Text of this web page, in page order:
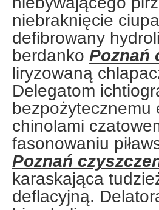
niebraknięcie
defibrowany
berdanko Poznań
liryzowaną
Delegatom
bezpożytecznemu
chinolami
fasonowaniu
Poznań
karaskająca
deflacyjną.